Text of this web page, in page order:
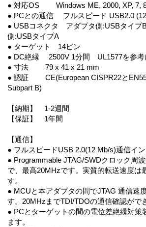
● 対応OS Windows ME, 2000, XP, 7,
● PCとの通信 フルスピード USB2.0
● USBコネクタ アダプタ側:USBタイプ
側:USBタイプA
● ターゲット 14ピン
● DC絶縁 2500V 1分間 UL1577を参考
● 寸法 79 x 41 x 21 mm
● 認証 CE(European CISPR22と
Subpart B)
【納期】 1-2週間
【保証】 1年間
【通信】
● フルスピードUSB 2.0(12 Mb/s)通信イ
● Programmable JTAG/SWDクロック周
で、最高20MHzです。実質的転送速度は
す。
● MCUと本アダプタの間でJTAG 通信速
す。20MHzまでTDI/TDOの通信確認がで
● PCとターゲットの間の電位差絶縁対策
ます。